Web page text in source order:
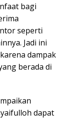
bagi
seperti
Jadi ini
dampak
berada di
dapat